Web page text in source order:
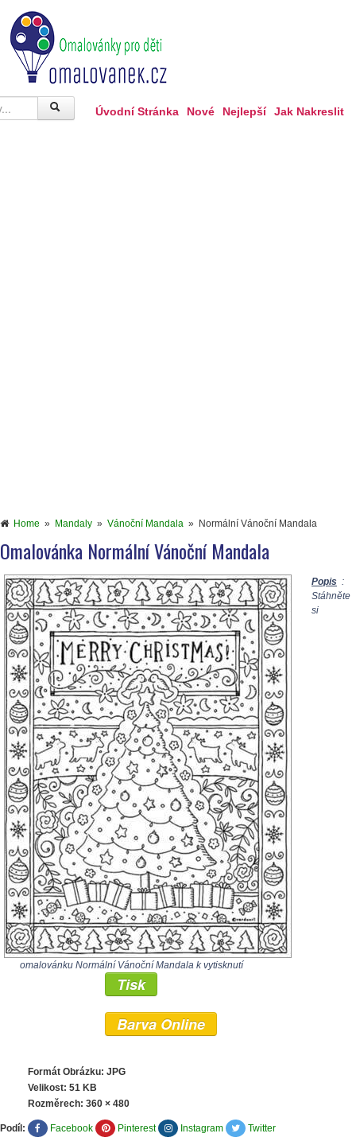
Úvodní Stránka Nové Nejlepší Jak Nakreslit
Home » Mandaly » Vánoční Mandala » Normální Vánoční Mandala
Omalovánka Normální Vánoční Mandala
Popis :
Stáhněte
si
omalovánku Normální Vánoční Mandala k vytisknutí
Tisk
Barva Online
Formát Obrázku: JPG
Velikost: 51 KB
Rozměrech: 360 × 480
Podíl: Facebook Pinterest Instagram Twitter